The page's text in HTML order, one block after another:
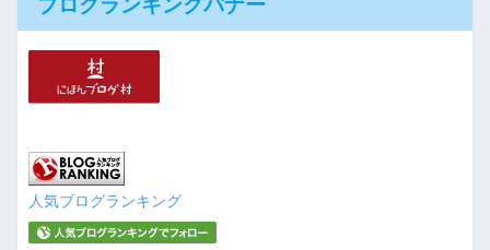
ブログランキングバナー
人気ブログランキング